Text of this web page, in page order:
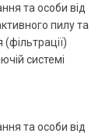
та особи від
пилу та
системі
та особи від